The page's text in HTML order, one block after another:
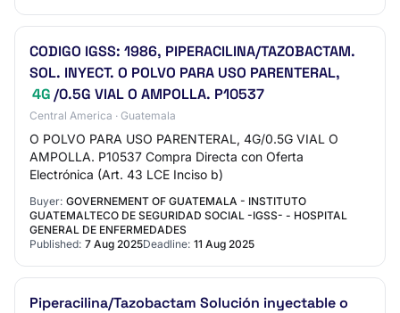
CODIGO IGSS: 1986, PIPERACILINA/TAZOBACTAM.
SOL. INYECT. O POLVO PARA USO PARENTERAL,
4G /0.5G VIAL O AMPOLLA. P10537
Central America · Guatemala
O POLVO PARA USO PARENTERAL, 4G/0.5G VIAL O
AMPOLLA. P10537 Compra Directa con Oferta
Electrónica (Art. 43 LCE Inciso b)
Buyer: GOVERNEMENT OF GUATEMALA - INSTITUTO
GUATEMALTECO DE SEGURIDAD SOCIAL -IGSS- - HOSPITAL
GENERAL DE ENFERMEDADES
Published: 7 Aug 2025Deadline: 11 Aug 2025
Piperacilina/Tazobactam Solución inyectable o